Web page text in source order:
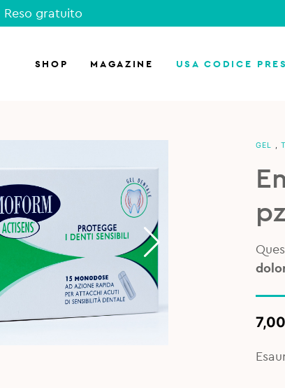
Reso gratuito
SHOP MAGAZINE USA CODICE
GEL ,
pz
7,00
is: